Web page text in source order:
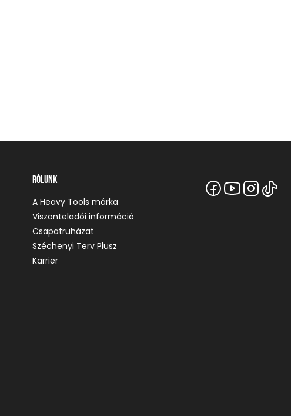
Rólunk
A Heavy Tools márka
Viszonteladói információ
Csapatruházat
Széchenyi Terv Plusz
Karrier